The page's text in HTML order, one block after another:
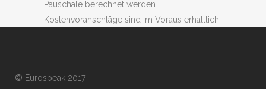
Pauschale berechnet werden.
Kostenvoranschläge sind im Voraus erhältlich.
© Eurospeak 2017